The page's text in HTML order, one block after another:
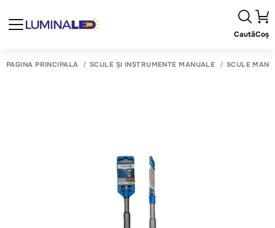
CautăCoș
PAGINA PRINCIPALĂ SCULE ȘI INSTRUMENTE MANUALE SCULE